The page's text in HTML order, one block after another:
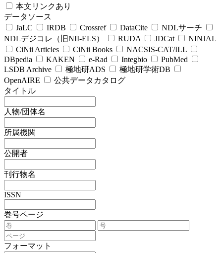
本文リンクあり
データソース
JaLC
IRDB Crossref DataCite
NDLサーチ
NDLデジコレ（旧NII-ELS）
RUDA JDCat
NINJAL
CiNii Articles
CiNii Books
NACSIS-CAT/ILL
DBpedia
KAKEN e-Rad Integbio
PubMed
LSDB Archive
極地研ADS
極地研学術DB
OpenAIRE
公共データカタログ
タイトル
人物/団体名
所属機関
公開者
刊行物名
ISSN
巻号ページ
フォーマット